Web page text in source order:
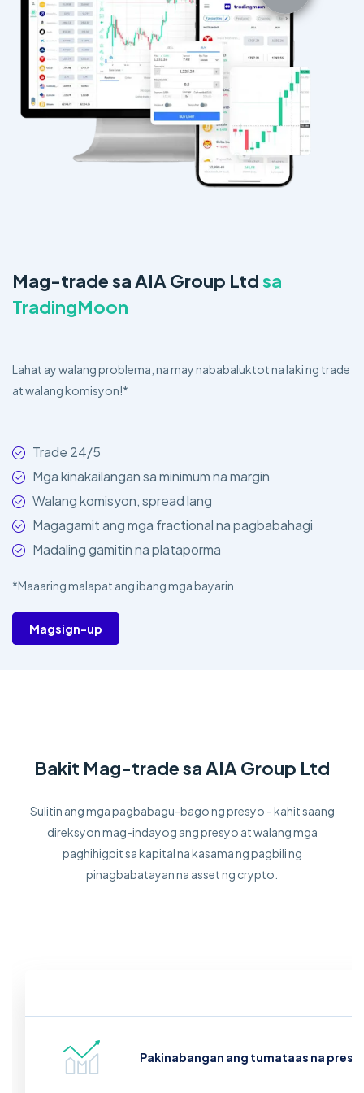
Mag-trade sa AIA Group Ltdsa
TradingMoon
Lahat ay walang problema, na may nababaluktot na laki ng trade
at walang komisyon!*
Trade 24/5
Mga kinakailangan sa minimum na margin
Walang komisyon, spread lang
Magagamit ang mga fractional na pagbabahagi
Madaling gamitin na plataporma
*Maaaring malapat ang ibang mga bayarin.
Magsign-up
Bakit Mag-trade sa AIA Group Ltd
Sulitin ang mga pagbabagu-bago ng presyo - kahit saang
direksyon mag-indayog ang presyo at walang mga
paghihigpit sa kapital na kasama ng pagbili ng
pinagbabatayan na asset ng crypto.
Pakinabangan ang tumataas na